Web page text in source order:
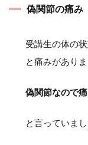
偽関節の痛み
受講生の体の
と痛みがありま
偽関節なので
と言っていまし